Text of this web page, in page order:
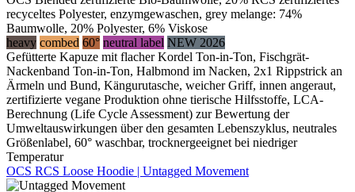
recyceltes Polyester, enzymgewaschen, grey melange: 74%
Baumwolle, 20% Polyester, 6% Viskose
heavy combed 60° neutral label NEW 2026
Gefütterte Kapuze mit flacher Kordel Ton-in-Ton, Fischgrät-
Nackenband Ton-in-Ton, Halbmond im Nacken, 2x1 Rippstrick an
Ärmeln und Bund, Kängurutasche, weicher Griff, innen angeraut,
zertifizierte vegane Produktion ohne tierische Hilfsstoffe, LCA-
Berechnung (Life Cycle Assessment) zur Bewertung der
Umweltauswirkungen über den gesamten Lebenszyklus, neutrales
Größenlabel, 60° waschbar, trocknergeeignet bei niedriger
Temperatur
OCS RCS Loose Hoodie | Untagged Movement